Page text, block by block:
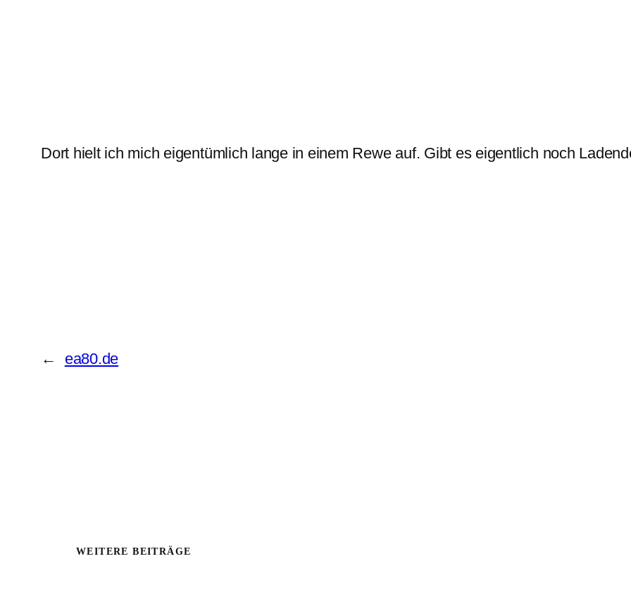
Dort hielt ich mich eigentümlich lange in einem Rewe auf. Gibt es eigentlich noch
← ea80.de
WEITERE BEITRÄGE